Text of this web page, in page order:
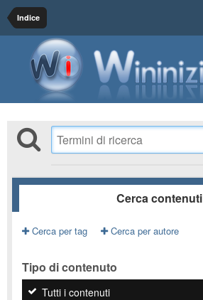
Indice
Cerca contenuti
Cerca per tag Cerca per autore
Tipo di contenuto
Tutti i contenuti